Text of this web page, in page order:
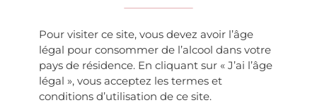
Pour visiter ce site, vous devez avoir l’âge
légal pour consommer de l’alcool dans votre
pays de résidence. En cliquant sur « J’ai l’âge
légal », vous acceptez les termes et
conditions d’utilisation de ce site.